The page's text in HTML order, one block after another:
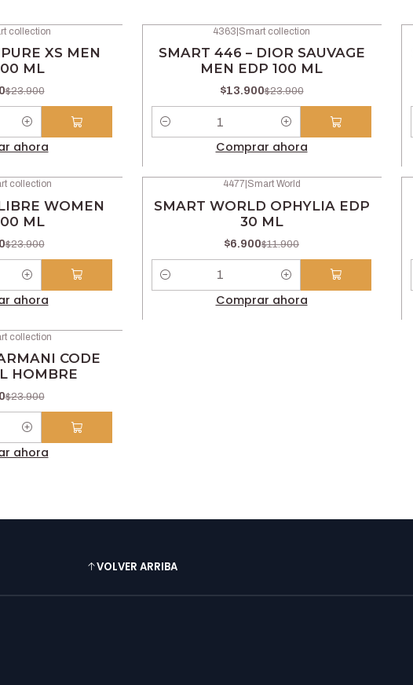
collection
XS MEN
ML
$23.900
ahora
4363 Smart collection
SMART 446 – DIOR SAUVAGE
MEN EDP 100 ML
$13.900$23.900
Comprar ahora
collection
WOMEN
ML
$23.900
ahora
4477| Smart World
SMART WORLD OPHYLIA EDP
30 ML
$6.900$11.900
Cantidad
Comprar ahora
collection
CODE
HOMBRE
$23.900
ahora
VOLVER ARRIBA